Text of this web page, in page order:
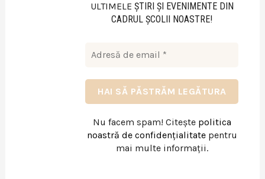
ULTIMELE ŞTIRI ŞI EVENIMENTE DIN
CADRUL ŞCOLII NOASTRE!
Nu facem spam! Citește politica
noastră de confidențialitatepentru
mai multe informații.